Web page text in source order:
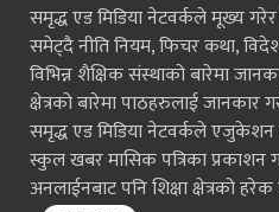
समृद्ध एड मिडिया नेटवर्कले मूख्य गरेर
समेट्दै नीति नियम, फिचर कथा,
विभिन्न शैक्षिक संस्थाको बारेमा
क्षेत्रको बारेमा पाठहरुलाई
समृद्ध एड मिडिया नेटवर्कले एजुकेशन
स्कुल खबर मासिक पत्रिका
अनलाईनबाट पनि शिक्षा क्षेत्रको